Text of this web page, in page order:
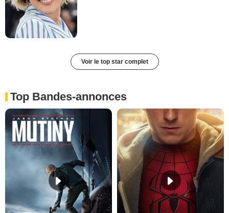
Voir le top star complet
Top Bandes-annonces